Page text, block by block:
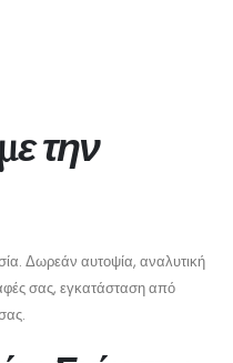
την
Δωρεάν αυτοψία, αναλυτική
σας, εγκατάσταση από